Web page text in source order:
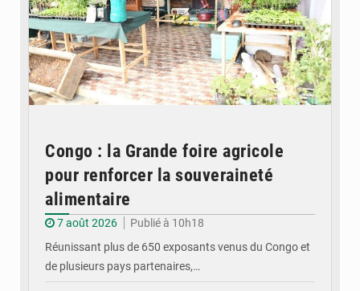
Congo : la Grande foire agricole
pour renforcer la souveraineté
alimentaire
7 août 2026
Publié à 10h18
Réunissant plus de 650 exposants venus du Congo et
de plusieurs pays partenaires,…